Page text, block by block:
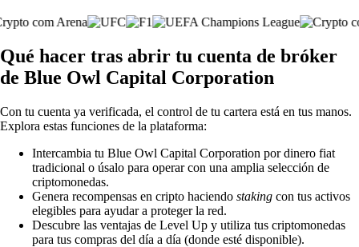
Qué hacer tras abrir tu cuenta de bróker
de Blue Owl Capital Corporation
Con tu cuenta ya verificada, el control de tu cartera está en tus manos.
Explora estas funciones de la plataforma:
Intercambia tu Blue Owl Capital Corporation por dinero fiat
tradicional o úsalo para operar con una amplia selección de
criptomonedas.
Genera recompensas en cripto haciendo staking con tus activos
elegibles para ayudar a proteger la red.
Descubre las ventajas de Level Up y utiliza tus criptomonedas
para tus compras del día a día (donde esté disponible).